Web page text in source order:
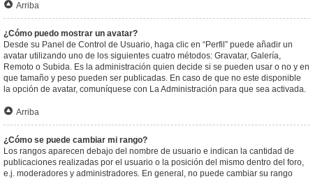
Arriba
¿Cómo puedo mostrar un avatar?
Desde su Panel de Control de Usuario, haga clic en “Perfil” puede añadir un
avatar utilizando uno de los siguientes cuatro métodos: Gravatar, Galería,
Remoto o Subida. Es la administración quien decide si se pueden usar o no y en
que tamaño y peso pueden ser publicadas. En caso de que no este disponible
la opción de avatar, comuníquese con La Administración para que sea activada.
Arriba
¿Cómo se puede cambiar mi rango?
Los rangos aparecen debajo del nombre de usuario e indican la cantidad de
publicaciones realizadas por el usuario o la posición del mismo dentro del foro,
e.j. moderadores y administradores. En general, no puede cambiar su rango